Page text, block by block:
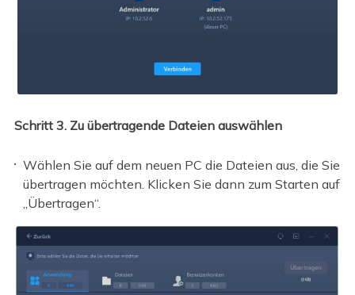
Schritt 3. Zu übertragende Dateien auswählen
Wählen Sie auf dem neuen PC die Dateien aus, die Sie
übertragen möchten. Klicken Sie dann zum Starten auf
„Übertragen“.